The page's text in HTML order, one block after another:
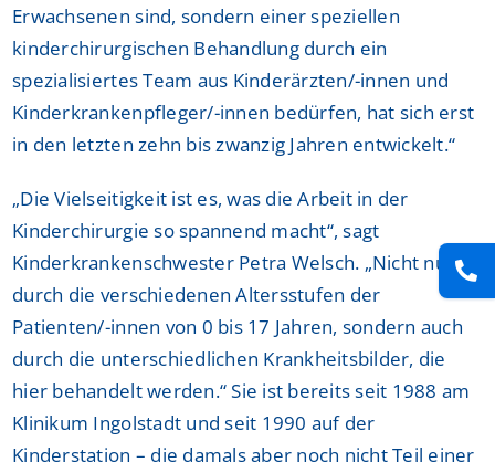
Erwachsenen sind, sondern einer speziellen
kinderchirurgischen Behandlung durch ein
spezialisiertes Team aus Kinderärzten/-innen und
Kinderkrankenpfleger/-innen bedürfen, hat sich erst
in den letzten zehn bis zwanzig Jahren entwickelt.“
„Die Vielseitigkeit ist es, was die Arbeit in der
Kinderchirurgie so spannend macht“, sagt
Kinderkrankenschwester Petra Welsch. „Nicht nur
durch die verschiedenen Altersstufen der
Patienten/-innen von 0 bis 17 Jahren, sondern auch
durch die unterschiedlichen Krankheitsbilder, die
hier behandelt werden.“ Sie ist bereits seit 1988 am
Klinikum Ingolstadt und seit 1990 auf der
Kinderstation – die damals aber noch nicht Teil einer